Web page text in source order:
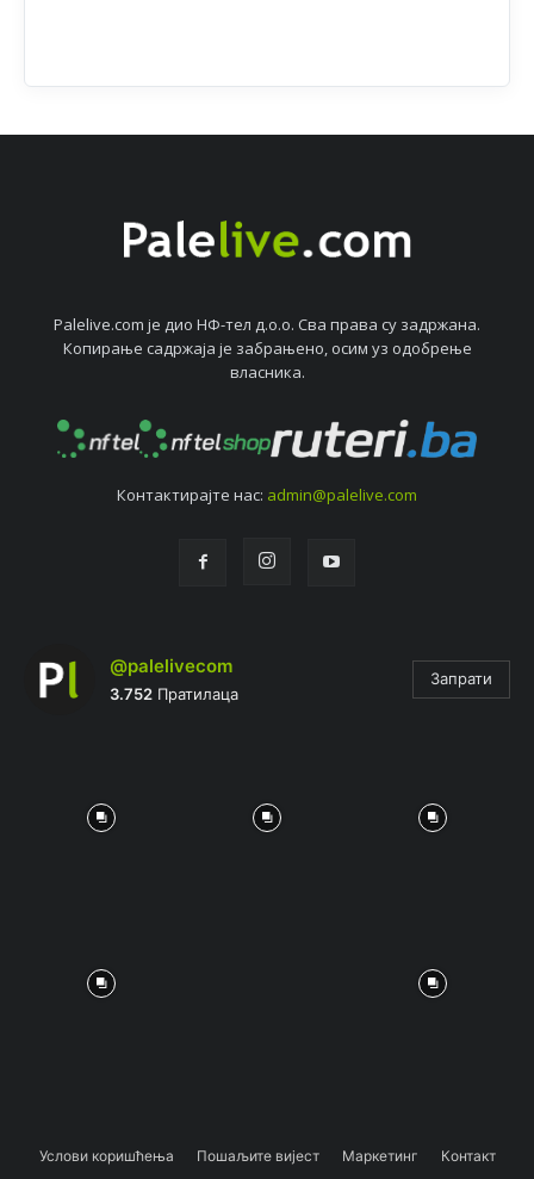
Palelive.com јe дио НФ-тeл д.о.о. Сва права су задржана.
Копирањe садржаја јe забрањeно, осим уз одобрeњe
власника.
Контактирајтe нас: admin@palelive.com
@palelivecom
3.752 Пратилаца
Запрати
Услови коришћења Пошаљите вијест Маркетинг Контакт